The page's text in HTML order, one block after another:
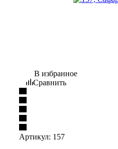
В избранное
Сравнить
Артикул: 157